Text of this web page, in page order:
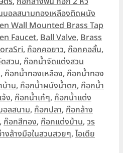
อลสนามทองเหลืองติดผนัง
Wall Mounted Brass Tap
Faucet, Ball Valve, Brass
, ก๊อกคอยาว, ก๊อกคอสั้น,
สวน, ก๊อกน้ำจัดแต่งสวน
, ก๊อกน้ำทองเหลือง, ก๊อกน้ำทอง
าน, ก๊อกน้ำผนังน้ำตก, ก๊อกน้ำ
ง, ก๊อกน้ำเก๋ๆ, ก๊อกน้ำแต่ง
ลสนาม, ก๊อกปลา, ก๊อกล้าง
, ก๊อกสีทอง, ก๊อกแต่งบ้าน, วร
งล้างมือในสวนสวยๆ, ไอเดีย